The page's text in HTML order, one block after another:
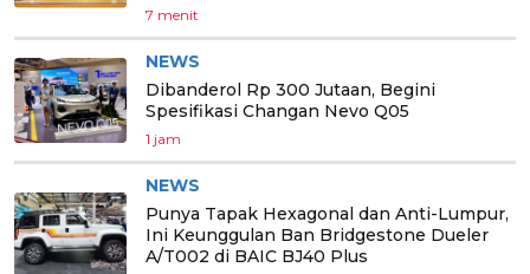
7 menit
NEWS
Dibanderol Rp 300 Jutaan, Begini
Spesifikasi Changan Nevo Q05
1 jam
NEWS
Punya Tapak Hexagonal dan Anti-Lumpur,
Ini Keunggulan Ban Bridgestone Dueler
A/T002 di BAIC BJ40 Plus